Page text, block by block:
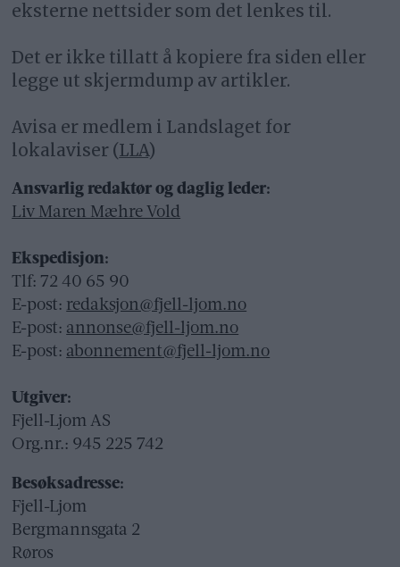
eksterne nettsider som det lenkes til.
Det er ikke tillatt å kopiere fra siden eller
legge ut skjermdump av artikler.
Avisa er medlem i Landslaget for
lokalaviser (LLA)
Ansvarlig redaktør og daglig leder:
Liv Maren Mæhre Vold
Ekspedisjon:
Tlf: 72 40 65 90
E-post: redaksjon@fjell-ljom.no
E-post: annonse@fjell-ljom.no
E-post: abonnement@fjell-ljom.no
Utgiver:
Fjell-Ljom AS
Org.nr.: 945 225 742
Besøksadresse:
Fjell-Ljom
Bergmannsgata 2
Røros